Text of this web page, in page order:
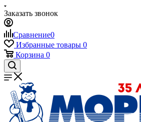
Заказать звонок
Сравнение0
Избранные товары 0
Корзина 0